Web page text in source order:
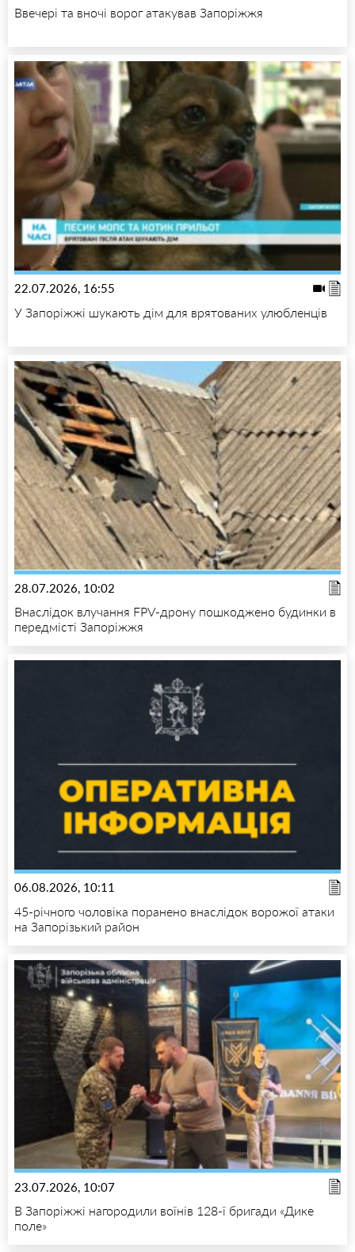
Ввечері та вночі ворог атакував Запоріжжя
22.07.2026, 16:55
У Запоріжжі шукають дім для врятованих улюбленців
28.07.2026, 10:02
Внаслідок влучання FPV-дрону пошкоджено будинки в
передмісті Запоріжжя
06.08.2026, 10:11
45-річного чоловіка поранено внаслідок ворожої атаки
на Запорізький район
23.07.2026, 10:07
В Запоріжжі нагородили воїнів 128-ї бригади «Дике
поле»